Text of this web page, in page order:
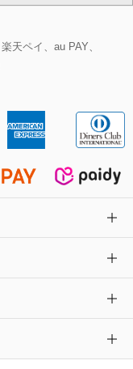
グ
天ペイ、au PAY、